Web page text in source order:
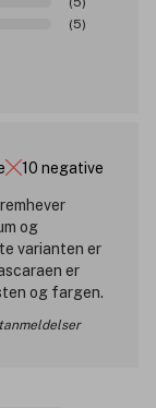
(5)
10 negative
og
varianten er
er
og fargen.